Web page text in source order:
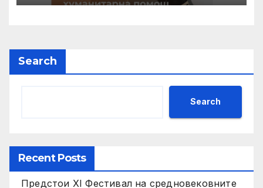
Search
Search
Recent Posts
Предстои XI Фестивал на средновековните